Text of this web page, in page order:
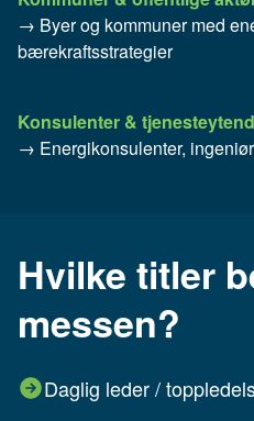
→ Byer og kommuner med
bærekraftsstrategier
Konsulenter &
→ Energikonsulenter,
Hvilke titler
messen?
Daglig leder /